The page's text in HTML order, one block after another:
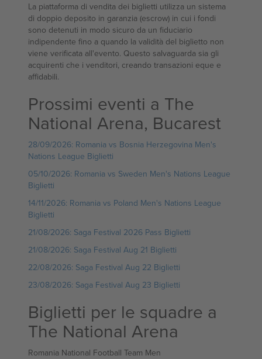
La piattaforma di vendita dei biglietti utilizza un sistema
di doppio deposito in garanzia (escrow) in cui i fondi
sono detenuti in modo sicuro da un fiduciario
indipendente fino a quando la validità del biglietto non
viene verificata all'evento. Questo salvaguarda sia gli
acquirenti che i venditori, creando transazioni eque e
affidabili.
Prossimi eventi a The
National Arena, Bucarest
28/09/2026: Romania vs Bosnia Herzegovina Men's
Nations League Biglietti
05/10/2026: Romania vs Sweden Men's Nations League
Biglietti
14/11/2026: Romania vs Poland Men's Nations League
Biglietti
21/08/2026: Saga Festival 2026 Pass Biglietti
21/08/2026: Saga Festival Aug 21 Biglietti
22/08/2026: Saga Festival Aug 22 Biglietti
23/08/2026: Saga Festival Aug 23 Biglietti
Biglietti per le squadre a
The National Arena
Romania National Football Team Men